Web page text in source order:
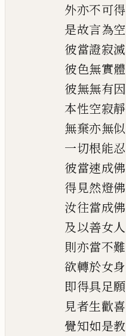
外亦不可得
是故言為空
彼當證寂滅
彼色無實體
彼無無有因
本性空寂靜
無棄亦無似
一切根能忍
彼當速成佛
得見然燈佛
汝往當成佛
及以善女人
則亦當不難
欲轉於女身
即得具足願
見者生歡喜
覺知如是教